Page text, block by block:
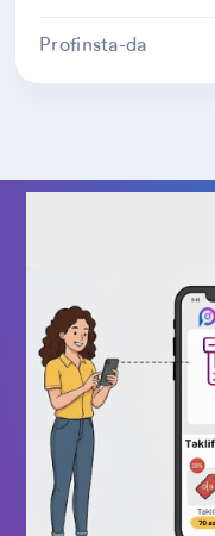
Profinsta-da